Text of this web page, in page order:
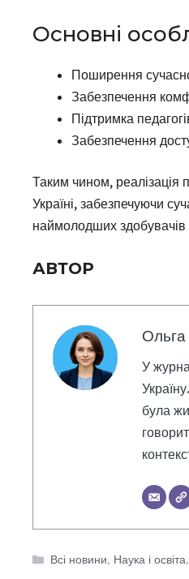
Основні
Поширення
Забезпечення
Підтримка
Забезпечення
Таким чином, реалізація
Україні, забезпечуючи
наймолодших здобувачів
АВТОР
У
була
Категорії
Всі новини, Наука і освіта,